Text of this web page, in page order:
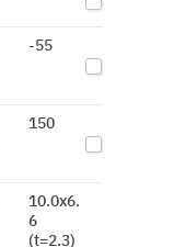
-55
150
10.0x6.
6
(t=2.3)